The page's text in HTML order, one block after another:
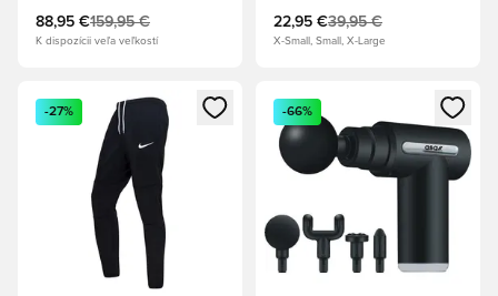
88,95 €159,95 €
K dispozícii veľa veľkostí
22,95 €39,95 €
X-Small, Small, X-Large
Otvorí modál na prihlásenie alebo registráciu ako člen
-27%
Otvorí modál na prihlásenie
-66%